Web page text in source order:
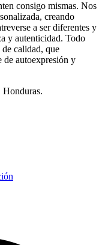
consigo mismas. Nos
creando
a ser diferentes y
y autenticidad. Todo
calidad, que
de autoexpresión y
Honduras.